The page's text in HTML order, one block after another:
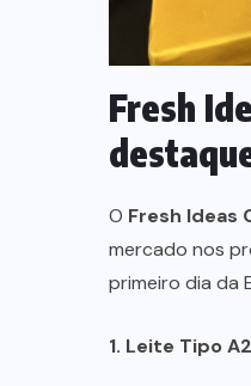
Fresh
O Fresh Ideas
mercado nos
primeiro dia da
1. Leite Tipo A2